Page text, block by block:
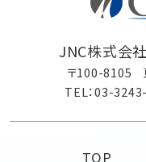
JNC株式会
〒100-8105
TEL：03-
TOP